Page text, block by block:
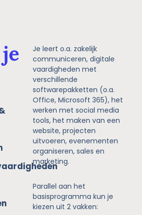
Je leert o.a. zakelijk
communiceren, digitale
vaardigheden met
verschillende
softwarepakketten (o.a.
Office, Microsoft 365), het
werken met social media
tools, het maken van een
website, projecten
uitvoeren, evenementen
organiseren, sales en
marketing.
Parallel aan het
basisprogramma kun je
kiezen uit 2 vakken: